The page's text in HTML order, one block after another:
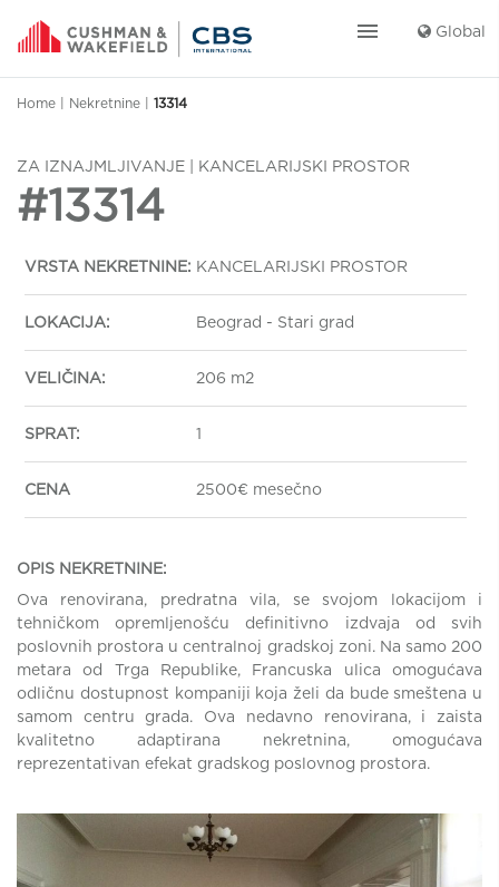
menu Global
Home Nekretnine 13314
ZA IZNAJMLJIVANJE | KANCELARIJSKI PROSTOR
#13314
VRSTA NEKRETNINE: KANCELARIJSKI PROSTOR
LOKACIJA: Beograd - Stari grad
VELIČINA: 206 m2
SPRAT: 1
CENA 2500€ mesečno
OPIS NEKRETNINE:
Ova renovirana, predratna vila, se svojom lokacijom i
tehničkom opremljenošću definitivno izdvaja od svih
poslovnih prostora u centralnoj gradskoj zoni. Na samo 200
metara od Trga Republike, Francuska ulica omogućava
odličnu dostupnost kompaniji koja želi da bude smeštena u
samom centru grada. Ova nedavno renovirana, i zaista
kvalitetno adaptirana nekretnina, omogućava
reprezentativan efekat gradskog poslovnog prostora.